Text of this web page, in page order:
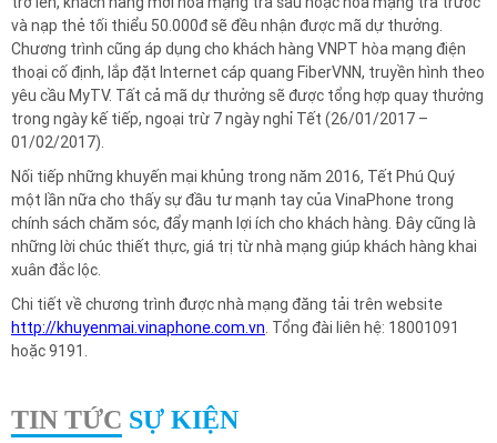
và nạp thẻ tối thiểu 50.000đ sẽ đều nhận được mã dự thưởng.
Chương trình cũng áp dụng cho khách hàng VNPT hòa mạng điện
thoại cố định, lắp đặt Internet cáp quang FiberVNN, truyền hình theo
yêu cầu MyTV. Tất cả mã dự thưởng sẽ được tổng hợp quay thưởng
trong ngày kế tiếp, ngoại trừ 7 ngày nghỉ Tết (26/01/2017 –
01/02/2017).
Nối tiếp những khuyến mại khủng trong năm 2016, Tết Phú Quý
một lần nữa cho thấy sự đầu tư mạnh tay của VinaPhone trong
chính sách chăm sóc, đẩy mạnh lợi ích cho khách hàng. Đây cũng là
những lời chúc thiết thực, giá trị từ nhà mạng giúp khách hàng khai
xuân đắc lộc.
Chi tiết về chương trình được nhà mạng đăng tải trên website
http://khuyenmai.vinaphone.com.vn. Tổng đài liên hệ: 18001091
hoặc 9191.
TIN TỨC SỰ KIỆN